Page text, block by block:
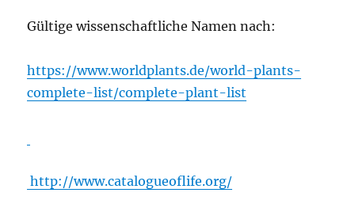
Gültige wissenschaftliche Namen nach:
https://www.worldplants.de/world-plants-
complete-list/complete-plant-list
http://www.catalogueoflife.org/